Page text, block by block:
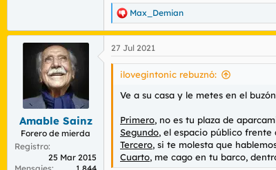
R
e
a
c
c
n
Max_Demian
Amable Sainz
Forero de mierda
Registro
25 Mar 2015
27 Jul 2021
ilovegintonic rebuznó:
Ve a su casa y le metes en el
Primero, no es tu plaza de
Segundo, el espacio público
Tercero, si te molesta que
Cuarto, me cago en tu barco,